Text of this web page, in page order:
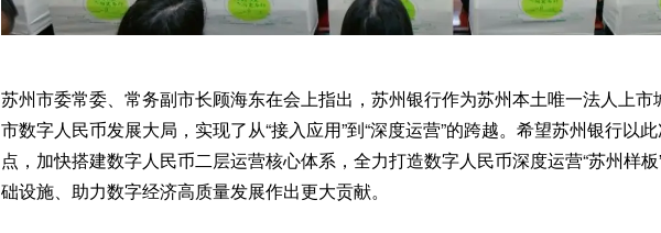
苏州市委常委、常务副市长顾海东在会上指出，苏州银行作为苏州本土唯一法人上
市数字人民币发展大局，实现了从“接入应用”到“深度运营”的跨越。希望苏州银行以
点，加快搭建数字人民币二层运营核心体系，全力打造数字人民币深度运营“苏州样
础设施、助力数字经济高质量发展作出更大贡献。